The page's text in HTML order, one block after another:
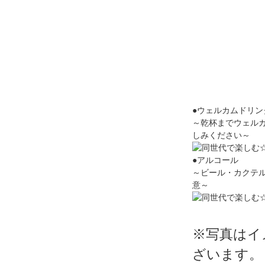
●ウェルカムドリン
～乾杯までウェル
しみください～
●アルコール
～ビール・カクテ
意～
※写真はイ
ざいます。